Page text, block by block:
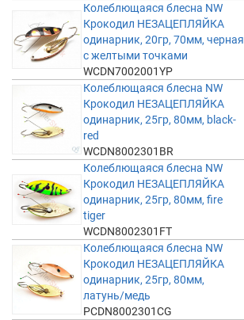
Колеблющаяся блесна NW
Крокодил НЕЗАЦЕПЛЯЙКА
одинарник, 20гр, 70мм, черная
с желтыми точками
WCDN7002001YP
Колеблющаяся блесна NW
Крокодил НЕЗАЦЕПЛЯЙКА
одинарник, 25гр, 80мм, black-
red
WCDN8002301BR
Колеблющаяся блесна NW
Крокодил НЕЗАЦЕПЛЯЙКА
одинарник, 25гр, 80мм, fire
tiger
WCDN8002301FT
Колеблющаяся блесна NW
Крокодил НЕЗАЦЕПЛЯЙКА
одинарник, 25гр, 80мм,
латунь/медь
PCDN8002301CG